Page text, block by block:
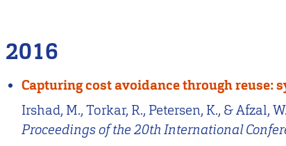
2016
Capturing cost avoidance through
Irshad, M., Torkar, R., Petersen, K., &
Proceedings of the 20th International